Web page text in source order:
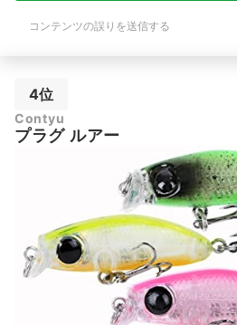
コンテンツの誤りを送信する
4位
Contyu
プラグ ルアー